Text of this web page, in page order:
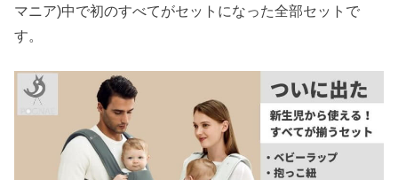
マニア)中で初のすべてがセットになった全部セットで
す。